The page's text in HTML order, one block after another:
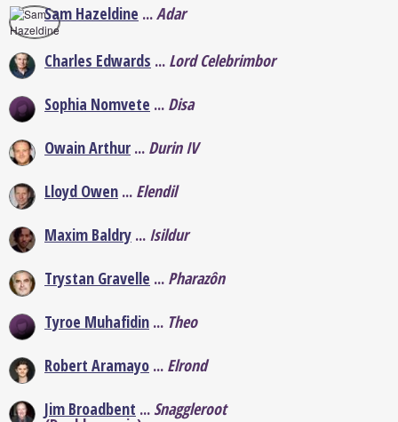
Sam Hazeldine ...Adar
Charles Edwards ... Lord Celebrimbor
Sophia Nomvete ... Disa
Owain Arthur ... Durin IV
Lloyd Owen ... Elendil
Maxim Baldry ... Isildur
Trystan Gravelle ... Pharazôn
Tyroe Muhafidin ... Theo
Robert Aramayo ... Elrond
Jim Broadbent ...Snaggleroot